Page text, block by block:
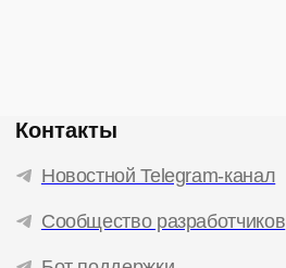
Контакты
Новостной Telegram-канал
Сообщество разработчиков